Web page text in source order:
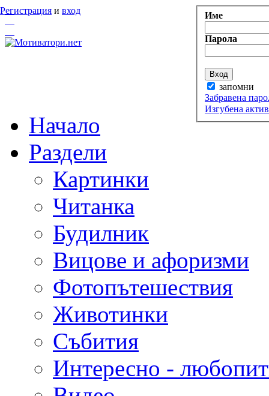
Регистрация и вход Име
Парола
запомни
Забравена
Изгубена
Начало
Раздели
Картинки
Читанка
Будилник
Вицове и афоризми
Фотопътешествия
Животинки
Събития
Интересно -